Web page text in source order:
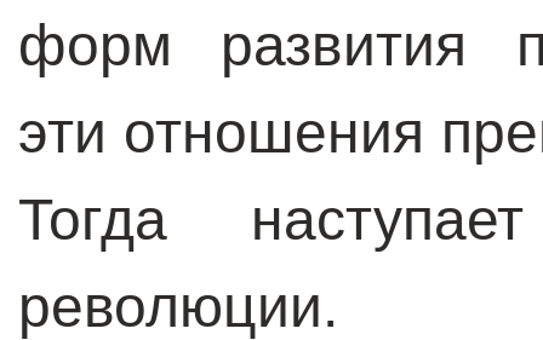
форм развития
эти отношения
Тогда